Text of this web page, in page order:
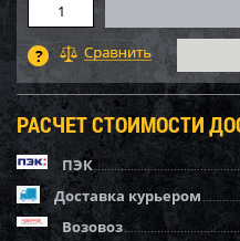
РАСЧЕТ СТОИМОСТИ
ПЭК
Доставка курьером
Возовоз